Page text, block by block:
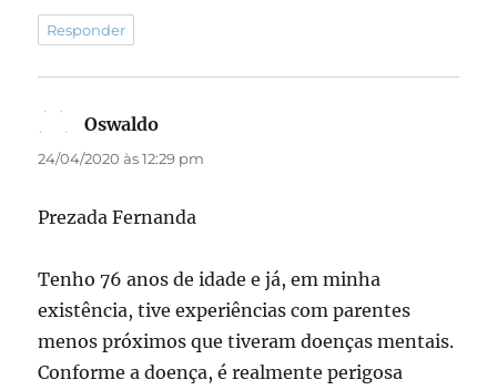
Responder
Oswaldo
24/04/2020 às 12:29 pm
Prezada Fernanda
Tenho 76 anos de idade e já, em minha
existência, tive experiências com parentes
menos próximos que tiveram doenças mentais.
Conforme a doença, é realmente perigosa